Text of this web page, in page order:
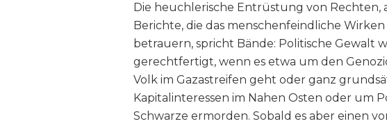
Die heuchlerische Entrüstung von Rechten,
Berichte, die das menschenfeindliche
betrauern, spricht Bände: Politische Gewalt
gerechtfertigt, wenn es etwa um den
Volk im Gazastreifen geht oder ganz
Kapitalinteressen im Nahen Osten oder um
Schwarze ermorden. Sobald es aber einen